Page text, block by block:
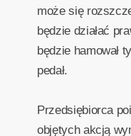
może się
będzie działać
będzie hamował
pedał.
Przedsiębiorca
objętych akcją